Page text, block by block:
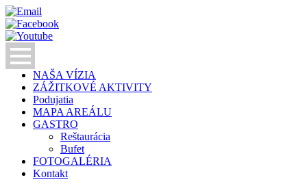
NAŠA VÍZIA
ZÁŽITKOVÉ AKTIVITY
Podujatia
MAPA AREÁLU
GASTRO
Reštaurácia
Bufet
FOTOGALÉRIA
Kontakt